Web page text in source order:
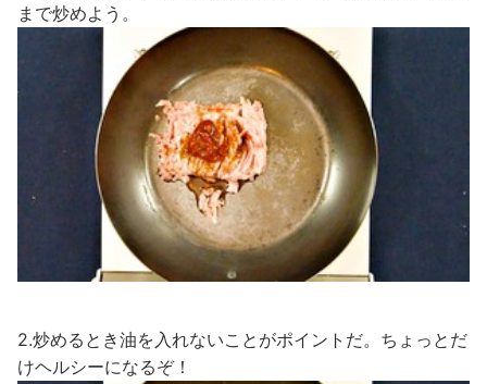
まで炒めよう。
2.炒めるとき油を入れないことがポイントだ。ちょっとだ
けヘルシーになるぞ！